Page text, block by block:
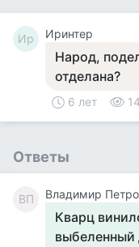
Ир Иринтер
Народ,
отделана?
6 лет
Ответы
ВП Владимир
Кварц
выбеленный